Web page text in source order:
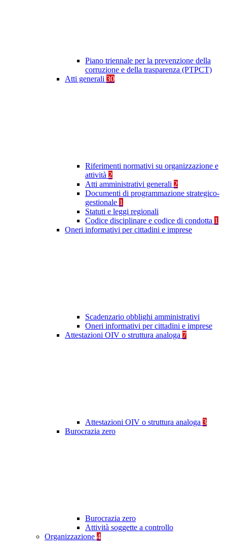
Piano triennale per la prevenzione della
corruzione e della trasparenza (PTPCT)
Atti generali 30
Riferimenti normativi su organizzazione e
attività 2
Atti amministrativi generali 2
Documenti di programmazione strategico-
gestionale 1
Statuti e leggi regionali
Codice disciplinare e codice di condotta 1
Oneri informativi per cittadini e imprese
Scadenzario obblighi amministrativi
Oneri informativi per cittadini e imprese
Attestazioni OIV o struttura analoga 7
Attestazioni OIV o struttura analoga 3
Burocrazia zero
Burocrazia zero
Attività soggette a controllo
Organizzazione 4